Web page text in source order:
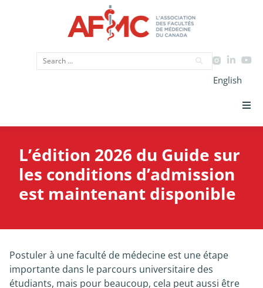
English
CIMU
Données
Plaidoyer
Initiatives
L’édition 2026 du Guide sur
les conditions d’admission
est maintenant disponible
Postuler à une faculté de médecine est une étape
importante dans le parcours universitaire des
étudiants, mais pour beaucoup, cela peut aussi être